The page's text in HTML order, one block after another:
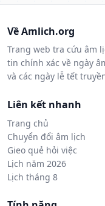
Về Amlich.org
Trang web tra cứu âm
tin chính xác về ngày
và các ngày lễ tết
Liên kết nhanh
Trang chủ
Chuyển đổi âm lịch
Gieo quẻ hỏi việc
Lịch năm 2026
Lịch tháng 8